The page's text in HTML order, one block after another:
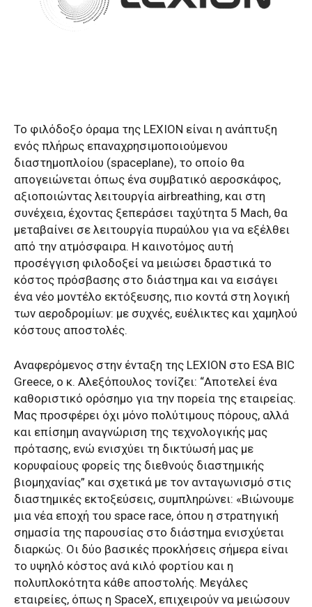
Το φιλόδοξο όραμα της LEXION είναι η ανάπτυξη
ενός πλήρως επαναχρησιμοποιούμενου
διαστημοπλοίου (spaceplane), το οποίο θα
απογειώνεται όπως ένα συμβατικό αεροσκάφος,
αξιοποιώντας λειτουργία airbreathing, και στη
συνέχεια, έχοντας ξεπεράσει ταχύτητα 5 Mach, θα
μεταβαίνει σε λειτουργία πυραύλου για να εξέλθει
από την ατμόσφαιρα. Η καινοτόμος αυτή
προσέγγιση φιλοδοξεί να μειώσει δραστικά το
κόστος πρόσβασης στο διάστημα και να εισάγει
ένα νέο μοντέλο εκτόξευσης, πιο κοντά στη λογική
των αεροδρομίων: με συχνές, ευέλικτες και χαμηλού
κόστους αποστολές.
Αναφερόμενος στην ένταξη της LEXION στο ESA BIC
Greece, ο κ. Αλεξόπουλος τονίζει: “Αποτελεί ένα
καθοριστικό ορόσημο για την πορεία της εταιρείας.
Μας προσφέρει όχι μόνο πολύτιμους πόρους, αλλά
και επίσημη αναγνώριση της τεχνολογικής μας
πρότασης, ενώ ενισχύει τη δικτύωσή μας με
κορυφαίους φορείς της διεθνούς διαστημικής
βιομηχανίας” και σχετικά με τον ανταγωνισμό στις
διαστημικές εκτοξεύσεις, συμπληρώνει: «Βιώνουμε
μια νέα εποχή του space race, όπου η στρατηγική
σημασία της παρουσίας στο διάστημα ενισχύεται
διαρκώς. Οι δύο βασικές προκλήσεις σήμερα είναι
το υψηλό κόστος ανά κιλό φορτίου και η
πολυπλοκότητα κάθε αποστολής. Μεγάλες
εταιρείες, όπως η SpaceX, επιχειρούν να μειώσουν